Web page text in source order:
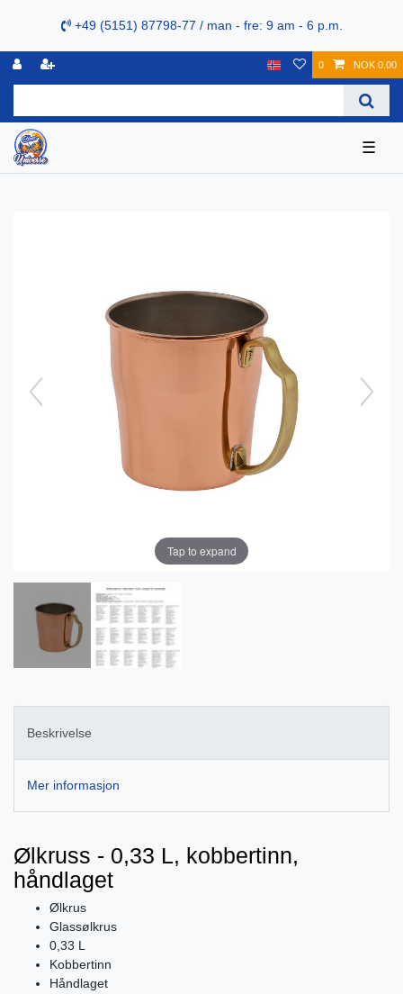
+49 (5151) 87798-77 / man - fre: 9 am - 6 p.m.
0 NOK 0.00
☰
Tap to expand
Beskrivelse
Mer informasjon
Ølkruss - 0,33 L, kobbertinn,
håndlaget
Ølkrus
Glassølkrus
0,33 L
Kobbertinn
Håndlaget